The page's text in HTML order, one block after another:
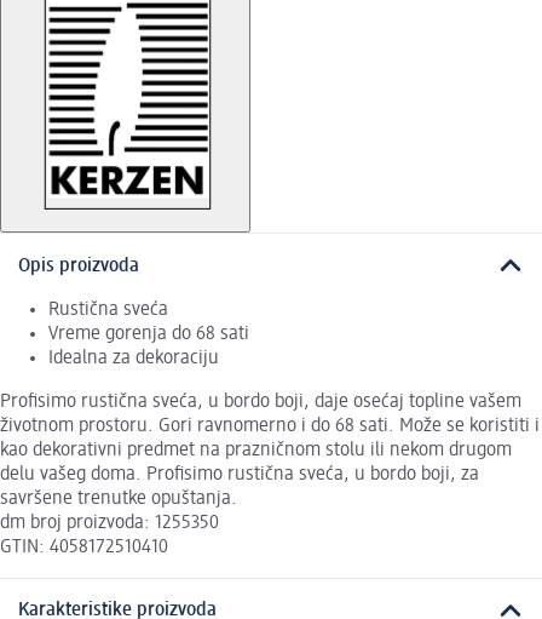
Opis proizvoda
Rustična sveća
Vreme gorenja do 68 sati
Idealna za dekoraciju
Profisimo rustična sveća, u bordo boji, daje osećaj topline vašem
životnom prostoru. Gori ravnomerno i do 68 sati. Može se koristiti i
kao dekorativni predmet na prazničnom stolu ili nekom drugom
delu vašeg doma. Profisimo rustična sveća, u bordo boji, za
savršene trenutke opuštanja.
dm broj proizvoda: 1255350
GTIN: 4058172510410
Karakteristike proizvoda